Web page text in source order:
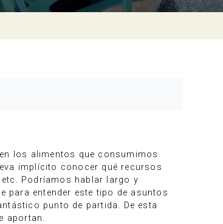
los alimentos que consumimos
implícito conocer qué recursos
Podríamos hablar largo y
para entender este tipo de asuntos
punto de partida. De esta
aportan.